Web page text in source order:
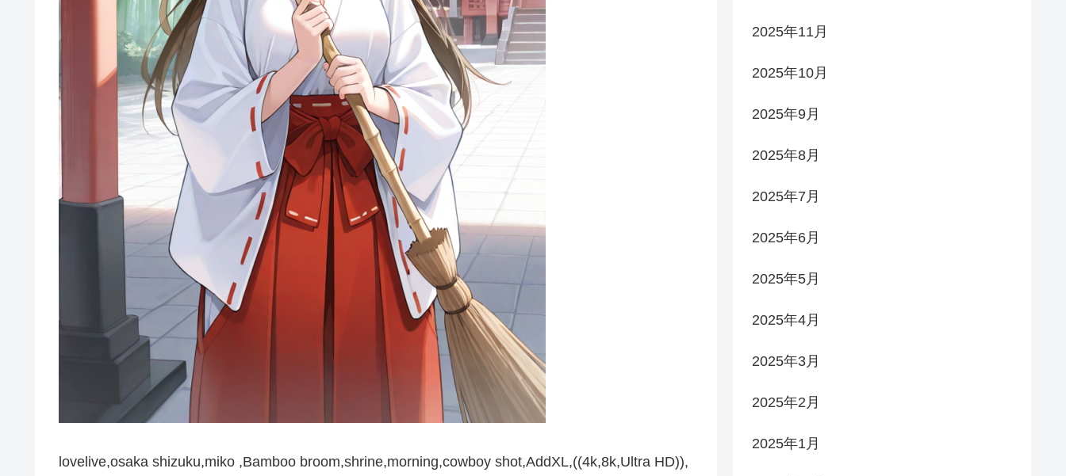
lovelive,osaka shizuku,miko ,Bamboo broom,shrine,morning,cowboy shot,AddXL,((4k,8k,Ultra HD)),
2025年11月
2025年10月
2025年9月
2025年8月
2025年7月
2025年6月
2025年5月
2025年4月
2025年3月
2025年2月
2025年1月